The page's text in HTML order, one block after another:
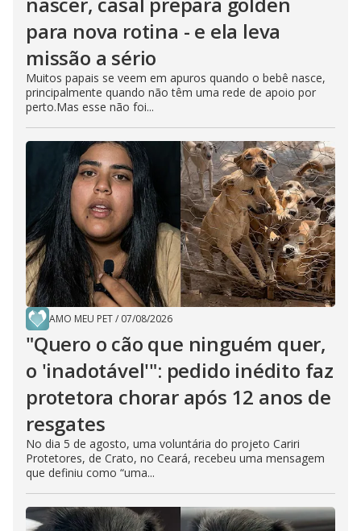
para nova rotina - e ela leva
missão a sério
Muitos papais se veem em apuros quando o bebê nasce,
principalmente quando não têm uma rede de apoio por
perto.Mas esse não foi...
AMO MEU PET/ 07/08/2026
"Quero o cão que ninguém quer,
o 'inadotável'": pedido inédito faz
protetora chorar após 12 anos de
resgates
No dia 5 de agosto, uma voluntária do projeto Cariri
Protetores, de Crato, no Ceará, recebeu uma mensagem
que definiu como “uma...